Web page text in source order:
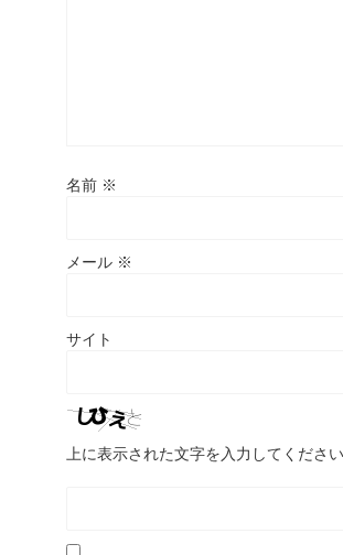
名前 ※
メール ※
サイト
上に表示された文字を入力してください